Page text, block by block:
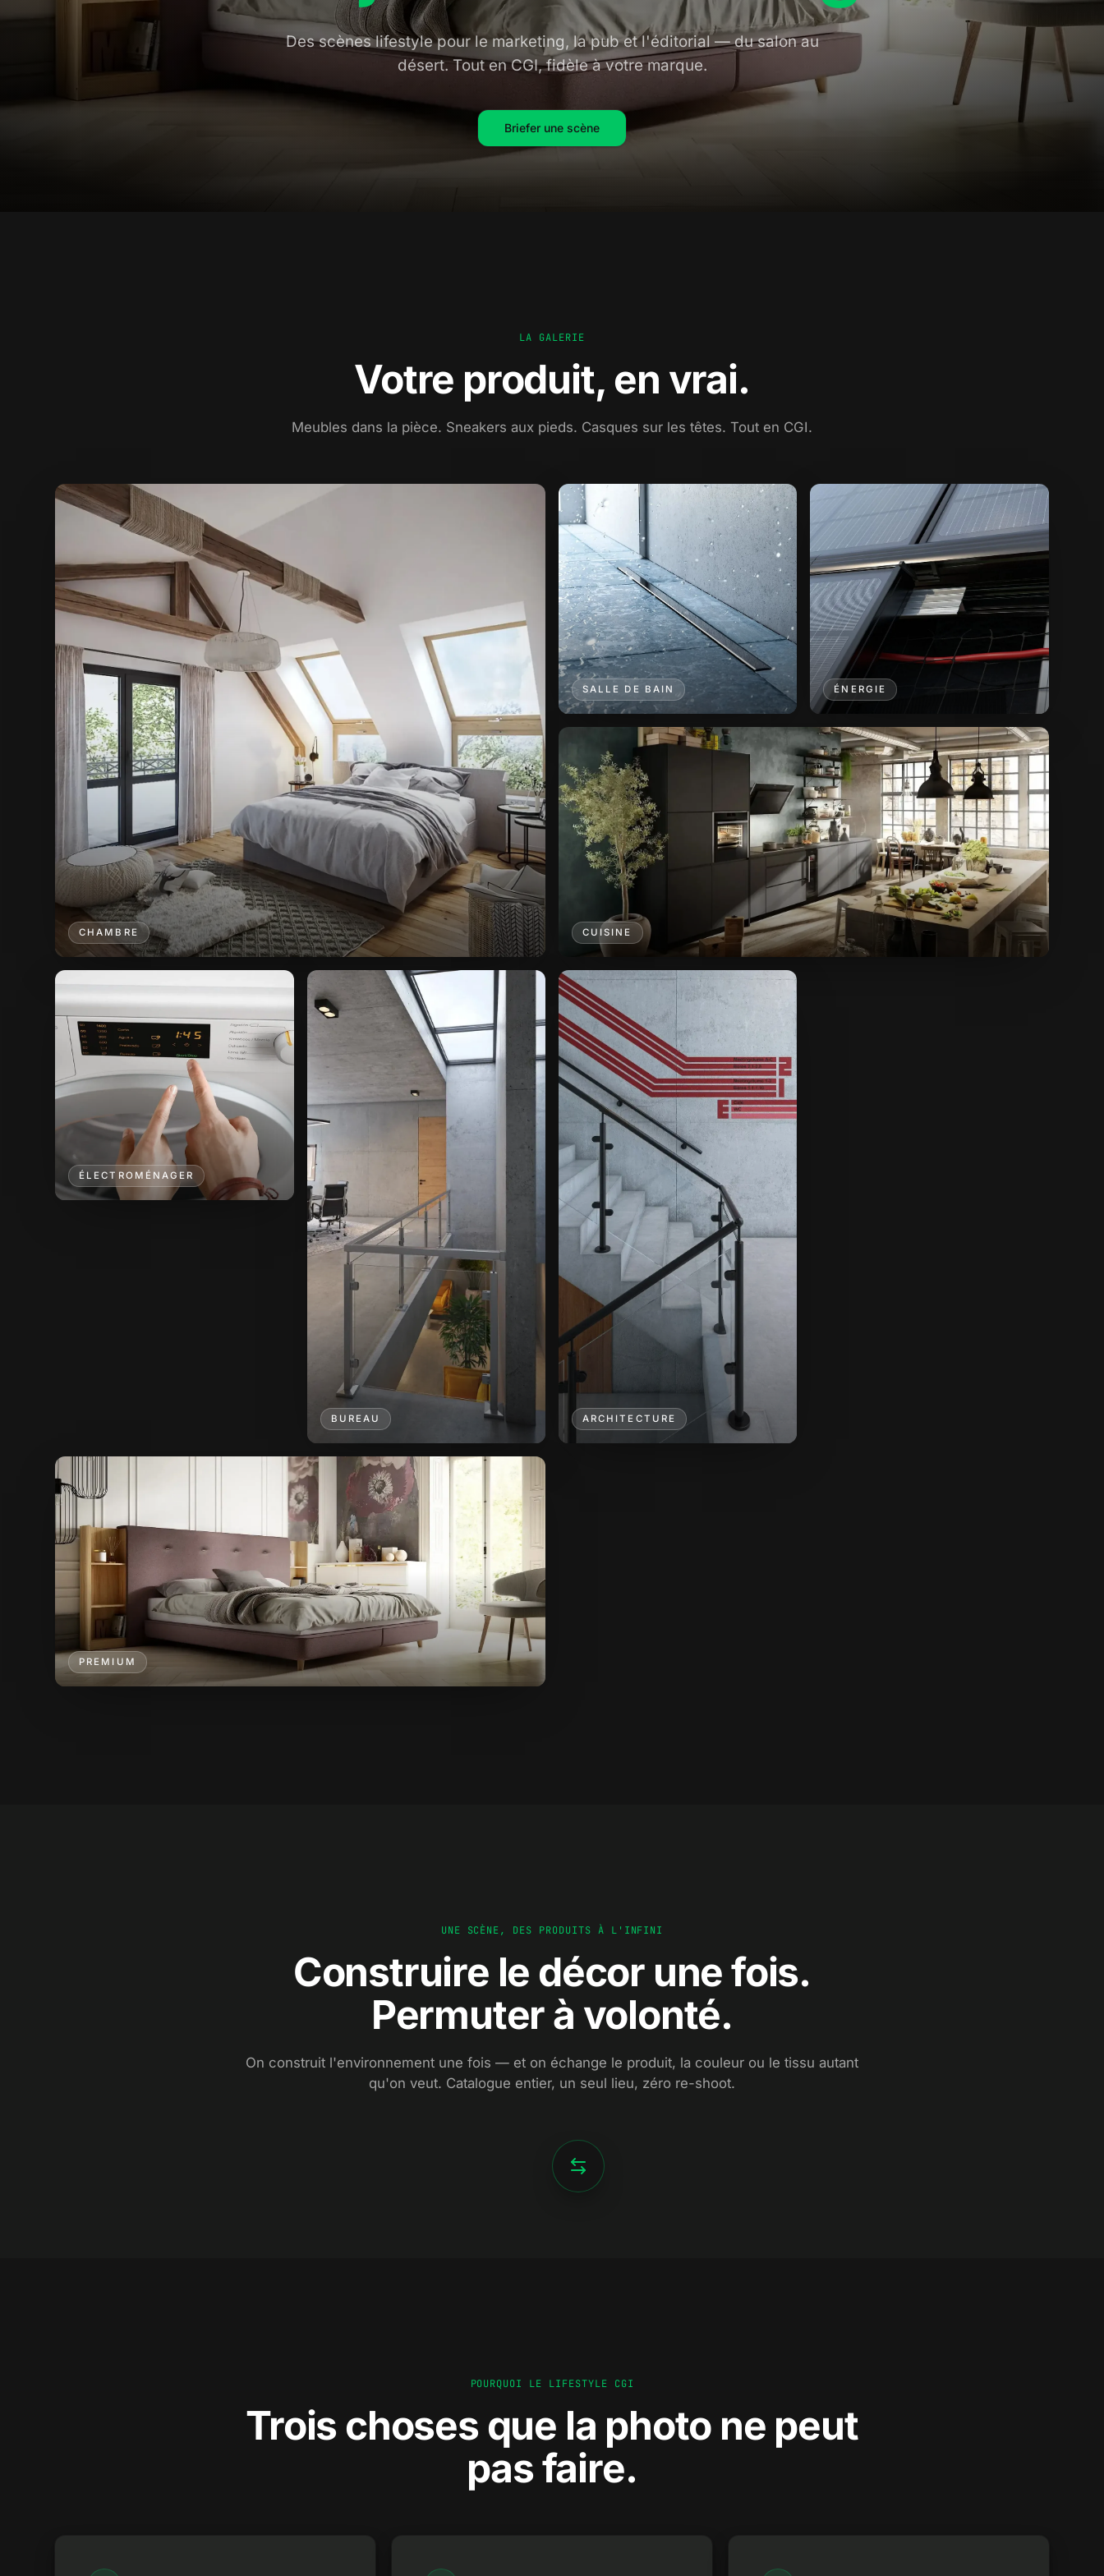
Des scènes lifestyle pour le marketing, la pub et l'éditorial — du salon au
désert. Tout en CGI, fidèle à votre marque.
Briefer une scène
LA GALERIE
Votre produit, en vrai.
Meubles dans la pièce. Sneakers aux pieds. Casques sur les têtes. Tout en CGI.
CHAMBRE
SALLE DE BAIN ÉNERGIE
CUISINE
ÉLECTROMÉNAGER
BUREAU ARCHITECTURE
PREMIUM
UNE SCÈNE, DES PRODUITS À L'INFINI
Construire le décor une fois.
Permuter à volonté.
On construit l'environnement une fois — et on échange le produit, la couleur ou le tissu autant
qu'on veut. Catalogue entier, un seul lieu, zéro re-shoot.
DÉCOR B
POURQUOI LE LIFESTYLE CGI
Trois choses que la photo ne peut
pas faire.